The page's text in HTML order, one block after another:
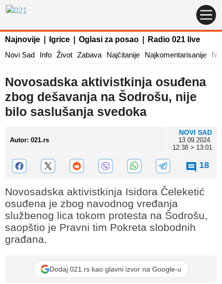
Najnovije Igrice Oglasi za posao
Radio 021 live
Novi Sad
Info Život Zabava Najčitanije Najkomentarisanije
Novosadska aktivistkinja osuđena
zbog dešavanja na Šodrošu, nije
bilo saslušanja svedoka
Autor: 021.rs
NOVI SAD
13.09.2024.
12:38 > 13:01
18
Novosadska aktivistkinja Isidora Čeleketić
osuđena je zbog navodnog vređanja
službenog lica tokom protesta na Šodrošu,
saopštio je Pravni tim Pokreta slobodnih
građana.
Dodaj 021.rs kao glavni izvor na Google-u